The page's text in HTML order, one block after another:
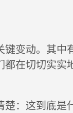
变动。其中
在切切实实
：这到底是